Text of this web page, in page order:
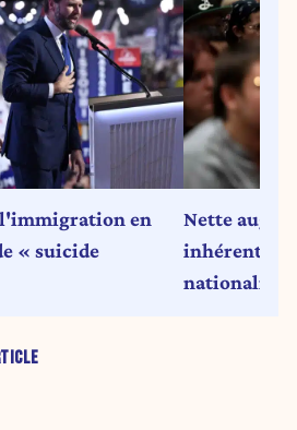
l'immigration en
« suicide
Nette
inhérent à
nationalité